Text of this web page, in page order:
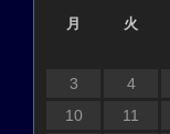
月 火
3
4
10
11